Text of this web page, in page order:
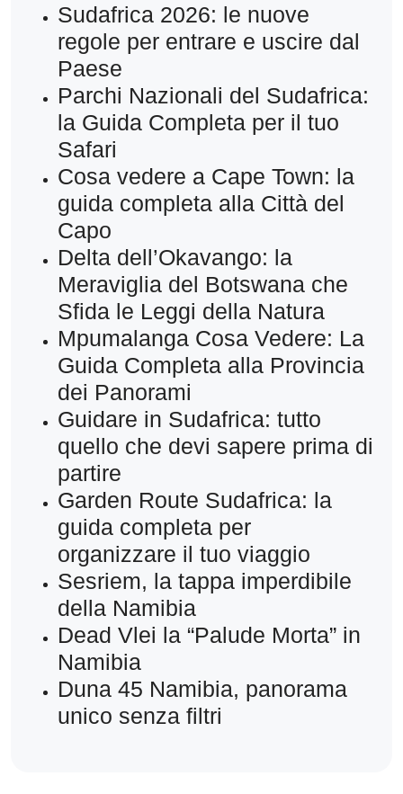
Sudafrica 2026: le nuove
regole per entrare e uscire dal
Paese
Parchi Nazionali del Sudafrica:
la Guida Completa per il tuo
Safari
Cosa vedere a Cape Town: la
guida completa alla Città del
Capo
Delta dell’Okavango: la
Meraviglia del Botswana che
Sfida le Leggi della Natura
Mpumalanga Cosa Vedere: La
Guida Completa alla Provincia
dei Panorami
Guidare in Sudafrica: tutto
quello che devi sapere prima di
partire
Garden Route Sudafrica: la
guida completa per
organizzare il tuo viaggio
Sesriem, la tappa imperdibile
della Namibia
Dead Vlei la “Palude Morta” in
Namibia
Duna 45 Namibia, panorama
unico senza filtri